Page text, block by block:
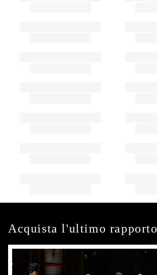
Acquista l'ultimo rapporto